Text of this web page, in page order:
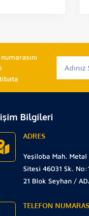
Bilgileri
ADRES
Yeşiloba Mah. Metal
Sitesi 46031 Sk.
21 Blok Seyhan /
TELEFON